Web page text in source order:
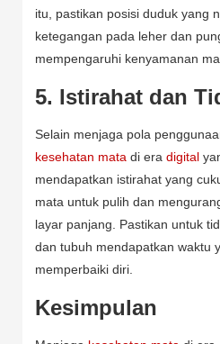
itu, pastikan posisi duduk yang
ketegangan pada leher dan
mempengaruhi kenyamanan
5. Istirahat dan
Selain menjaga pola
kesehatan mata di era digital
mendapatkan istirahat yang
mata untuk pulih dan
layar panjang. Pastikan untuk
dan tubuh mendapatkan waktu
memperbaiki diri.
Kesimpulan